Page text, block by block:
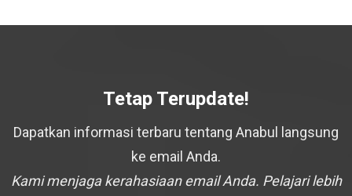
Tetap Terupdate!
Dapatkan informasi terbaru tentang Anabul langsung
ke email Anda.
Kami menjaga kerahasiaan email Anda. Pelajari lebih